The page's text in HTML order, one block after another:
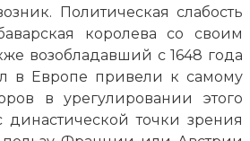
Политическая слабость
королева со своим
возобладавший с 1648 года
в Европе привели к самому
в урегулировании этого
точки зрения